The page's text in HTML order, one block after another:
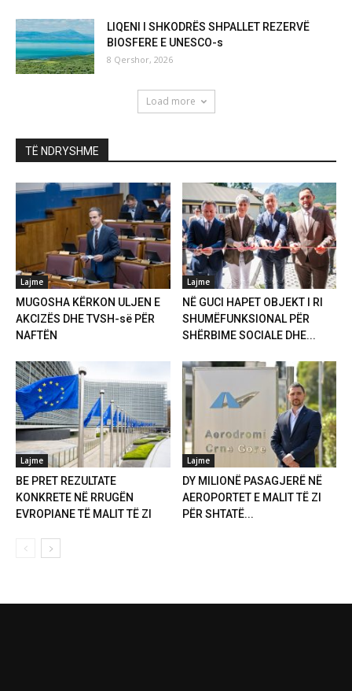
LIQENI I SHKODRËS SHPALLET REZERVË
BIOSFERE E UNESCO-s
8 Qershor, 2026
Load more
TË NDRYSHME
Lajme
MUGOSHA KËRKON ULJEN E
AKCIZËS DHE TVSH-së PËR
NAFTËN
Lajme
NË GUCI HAPET OBJEKT I RI
SHUMËFUNKSIONAL PËR
SHËRBIME SOCIALE DHE...
Lajme
BE PRET REZULTATE
KONKRETE NË RRUGËN
EVROPIANE TË MALIT TË ZI
Lajme
DY MILIONË PASAGJERË NË
AEROPORTET E MALIT TË ZI
PËR SHTATË...